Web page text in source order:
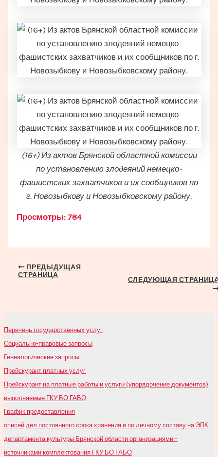
(16+) Из актов Брянской областной комиссии
по установлению злодеяний немецко-
фашистских захватчиков и их сообщников по
г. Новозыбкову и Новозыбковскому району.
Просмотры: 784
Навигация
ПРЕДЫДУЩАЯ
СТРАНИЦА
СЛЕДУЮЩАЯ
Перечень государственных услуг
Социально-правовые запросы
Генеалогические запросы
Прейскурант платных услуг
Прейскурант на платные работы и услуги (упорядочение документов),
выполняемые ГКУ БО ГАБО
График предоставления
описей дел постоянного срока хранения и по личному составу на ЭПК
департамента культуры Брянской области организациями –
источниками комплектования ГКУ БО ГАБО